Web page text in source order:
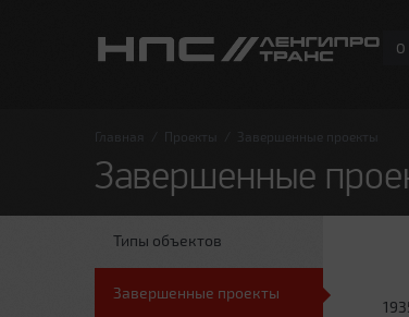
Главная Проекты Завершенные проекты
Завершенные
Типы объектов
Завершенные проекты